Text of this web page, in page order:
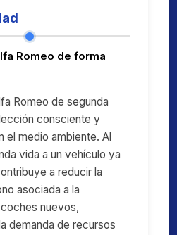
Romeo de forma
Romeo de segunda
consciente y
el medio ambiente. Al
vida a un vehículo ya
a reducir la
asociada a la
nuevos,
demanda de recursos